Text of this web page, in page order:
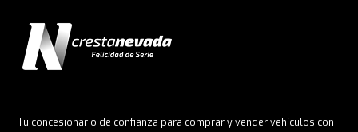
Tu concesionario de confianza para comprar y vender vehículos con